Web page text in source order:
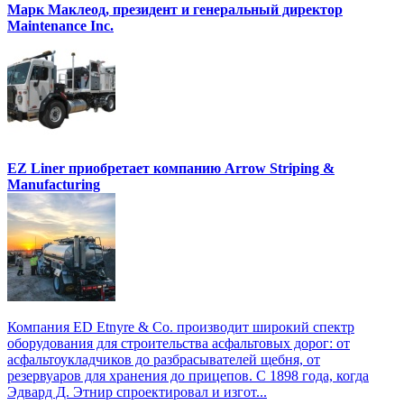
Марк Маклеод, президент и генеральный директор
Maintenance Inc.
EZ Liner приобретает компанию Arrow Striping &
Manufacturing
Компания ED Etnyre & Co. производит широкий спектр
оборудования для строительства асфальтовых дорог: от
асфальтоукладчиков до разбрасывателей щебня, от
резервуаров для хранения до прицепов. С 1898 года, когда
Эдвард Д. Этнир спроектировал и изгот...